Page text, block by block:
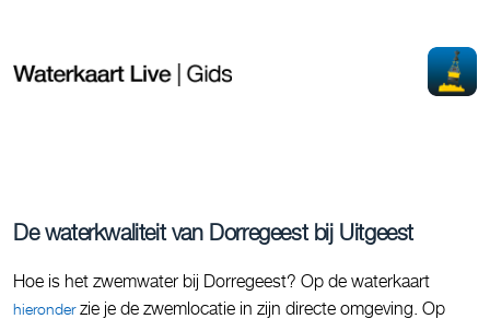
De waterkwaliteit van Dorregeest bij Uitgeest
Hoe is het zwemwater bij Dorregeest? Op de waterkaart
hieronderzie je de zwemlocatie in zijn directe omgeving. Op